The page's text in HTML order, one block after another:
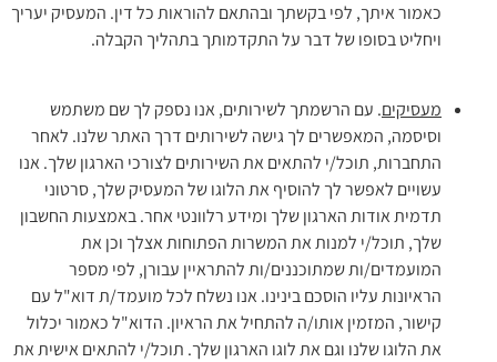
כאמור איתך, לפי בקשתך ובהתאם להוראות כל דין. המעסיק יעריך
ויחליט בסופו של דבר על התקדמותך בתהליך הקבלה.
מעסיקים. עם הרשמתך לשירותים, אנו נספק לך שם משתמש
וסיסמה, המאפשרים לך גישה לשירותים דרך האתר שלנו. לאחר
התחברות, תוכל/י להתאים את השירותים לצורכי הארגון שלך. אנו
עשויים לאפשר לך להוסיף את הלוגו של המעסיק שלך, סרטוני
תדמית אודות הארגון שלך ומידע רלוונטי אחר. באמצעות החשבון
שלך, תוכל/י למנות את המשרות הפתוחות אצלך וכן את
המועמדים/ות שמתוכננים/ות להתראיין עבורן, לפי מספר
הראיונות עליו הוסכם בינינו. אנו נשלח לכל מועמד/ת דוא"ל עם
קישור, המזמין אותו/ה להתחיל את הראיון. הדוא"ל כאמור יכלול
את הלוגו שלנו וגם את לוגו הארגון שלך. תוכל/י להתאים אישית את